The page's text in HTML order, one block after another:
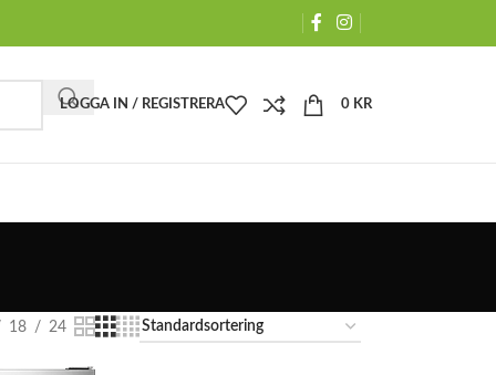
LOGGA IN / REGISTRERA 0 KR
18 24